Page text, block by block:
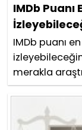
IMDb Puanı
IMDb puanı
merakla